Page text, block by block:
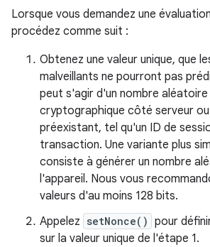
Lorsque vous demandez une
procédez comme suit :
Obtenez une valeur unique, que
malveillants ne pourront pas
peut s'agir d'un nombre aléatoire
cryptographique côté serveur
préexistant, tel qu'un ID de
transaction. Une variante plus
consiste à générer un nombre
l'appareil. Nous vous
valeurs d'au moins 128 bits.
Appelez setNonce() pour
sur la valeur unique de l'étape 1.